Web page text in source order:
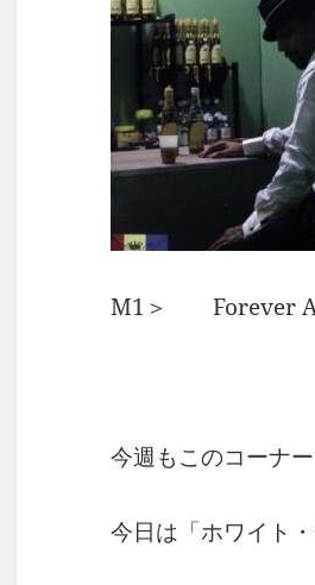
M1＞ Forever
今週もこのコーナ
今日は「ホワイト